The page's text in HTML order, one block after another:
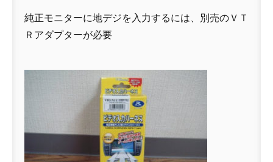
純正モニターに地デジを入力するには、別売のＶＴ
Ｒアダプターが必要